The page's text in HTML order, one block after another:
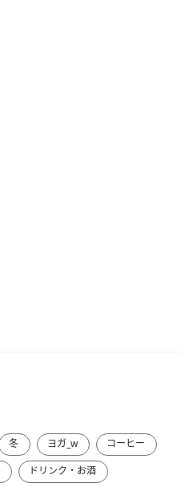
冬 ヨガ_w
コーヒー
ドリンク・お酒